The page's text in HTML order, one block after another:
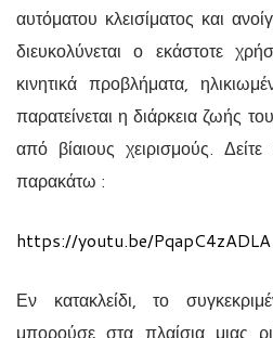
αυτόματου κλεισίματος και
διευκολύνεται ο εκάστοτε
κινητικά προβλήματα,
παρατείνεται η διάρκεια ζωής
από βίαιους χειρισμούς. Δείτε
παρακάτω :
https://youtu.be/PqapC4zADLA
Εν κατακλείδι, το
μπορούσε στα πλαίσια μιας